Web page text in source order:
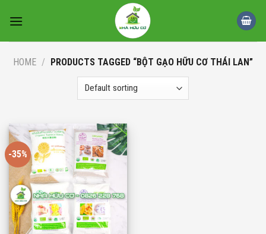
HOME / PRODUCTS TAGGED “BỘT GẠO HỮU CƠ THÁI LAN”
-35%